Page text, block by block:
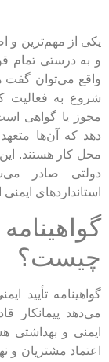
یکی از مهم‌ترین و
و به درستی تمام
واقع می‌توان گفت
شروع به فعالیت
مجوز یا گواهی
دهد که آن‌ها
محل کار هستند.
دولتی صادر
استانداردهای
چیست؟
گواهینامه تأیید
می‌دهد پیمانکار
ایمنی و بهداشتی
اعتماد مشتریان و